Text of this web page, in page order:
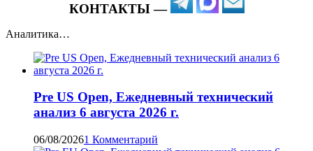
КОНТАКТЫ —
Аналитика…
Pre US Open, Ежедневный технический
анализ 6 августа 2026 г.
06/08/20261 Комментарий